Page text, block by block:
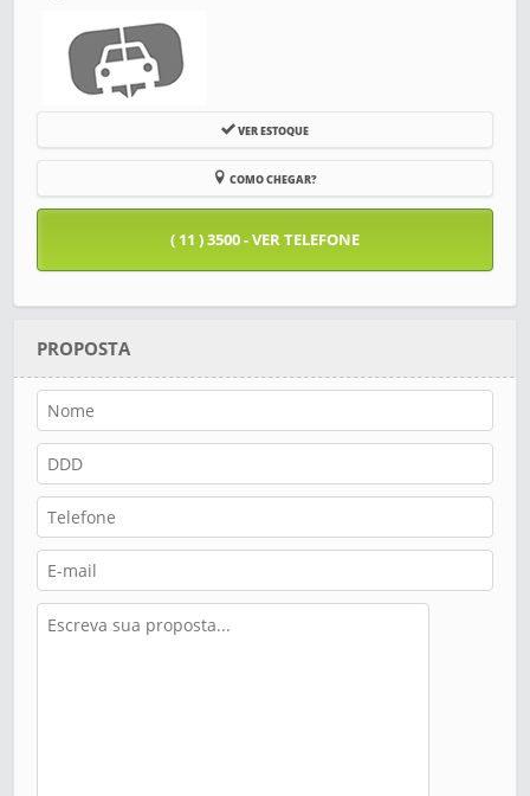
VER ESTOQUE
COMO CHEGAR?
( 11 ) 3500 - VER TELEFONE
PROPOSTA